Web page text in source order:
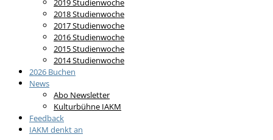
2019 Studienwoche
2018 Studienwoche
2017 Studienwoche
2016 Studienwoche
2015 Studienwoche
2014 Studienwoche
2026 Buchen
News
Abo Newsletter
Kulturbühne IAKM
Feedback
IAKM denkt an